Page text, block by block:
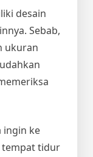
desain
Sebab,
ukuran
ingin ke
tempat tidur